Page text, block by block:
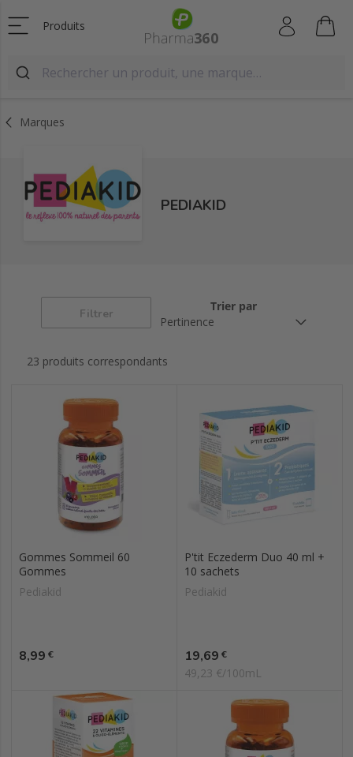
Produits
Marques
PEDIAKID
Filtrer
Trier par
23 produits correspondants
Gommes Sommeil 60
Gommes
Pediakid
Prix
8,99 €
P'tit Eczederm Duo 40 ml +
10 sachets
Pediakid
Prix
19,69 €
49,23 €/100mL